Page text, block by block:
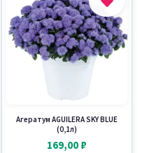
Агератум AGUILERA SKY BLUE
(0,1л)
169,00 ₽